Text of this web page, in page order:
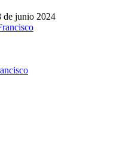
de junio 2024